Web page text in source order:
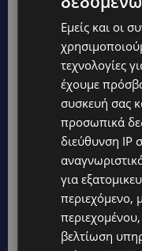
σκύλων –
και άτομα με
VIBE NEWS
Διεθνώς
σχέση
UPDATES
Ξεκίνησε η
ύδρευσης στο
VIBE NEWS
Η Mercedes-
κοιτάζει προς
Εμείς και οι
τεχνολογίες
έχουμε
συσκευή σας
προσωπικά
διεύθυνση IP
για
περιεχόμενο,
βελτίωση